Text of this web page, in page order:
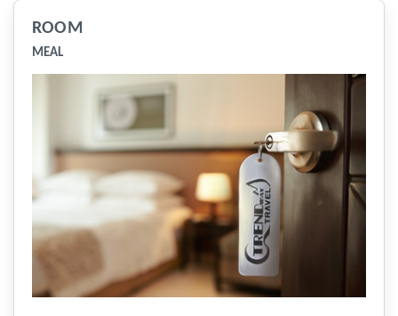
ROOM
MEAL